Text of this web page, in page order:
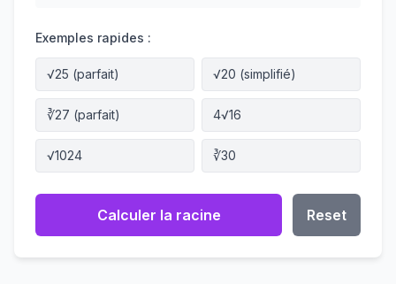
Exemples rapides :
√25 (parfait) √20 (simplifié)
∛27 (parfait) 4√16
√1024 ∛30
Calculer la racine Reset